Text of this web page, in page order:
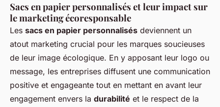
Sacs en papier personnalisés et leur impact sur
le marketing écoresponsable
Les sacs en papier personnalisés deviennent un
atout marketing crucial pour les marques soucieuses
de leur image écologique. En y apposant leur logo ou
message, les entreprises diffusent une communication
positive et engageante tout en mettant en avant leur
engagement envers la durabilité et le respect de la